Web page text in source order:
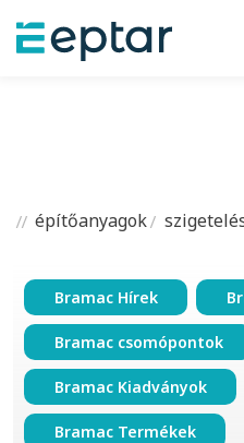
építőanyagok
Bramac Hírek
Bramac csomópontok
Bramac Kiadványok
Bramac Termékek